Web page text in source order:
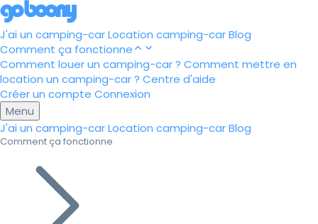
J'ai un camping-carLocation camping-carBlog
Comment ça fonctionne
Comment louer un camping-car ? Comment mettre en
location un camping-car ? Centre d'aide
Créer un compte Connexion
Menu
J'ai un camping-carLocation camping-carBlog
Comment ça fonctionne